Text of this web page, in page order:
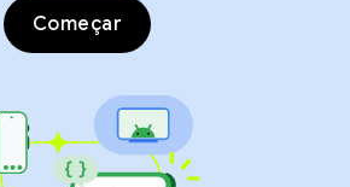
Começar